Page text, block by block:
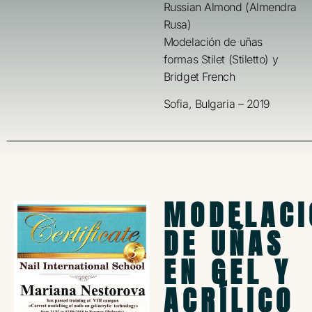
Russian Almond (Almendra
Rusa)
Modelación de uñas
formas Stilet (Stiletto) y
Bridget French
Sofia, Bulgaria – 2019
DE UÑAS
EN GEL Y
ACRÍLICO